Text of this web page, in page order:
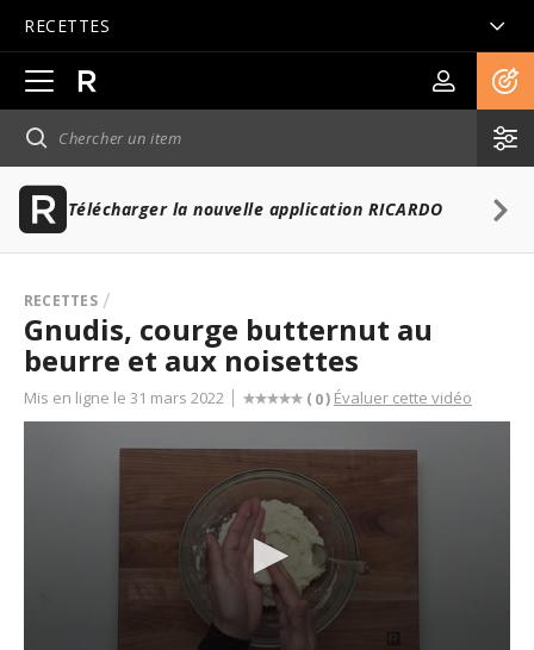
RECETTES
Ouvrir
la
navigation
principale
Télécharger la nouvelle application RICARDO
RECETTES
Gnudis, courge butternut au
beurre et aux noisettes
Mis en ligne le 31 mars 2022 ( 0) Évaluer cette vidéo